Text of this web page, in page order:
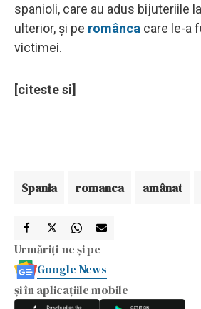
spanioli, care au adus bijuteriile
ulterior, și pe românca care le-a
victimei.
[citeste si]
Spania romanca amânat
Urmăriți-ne și pe
Google News
și în aplicațiile mobile